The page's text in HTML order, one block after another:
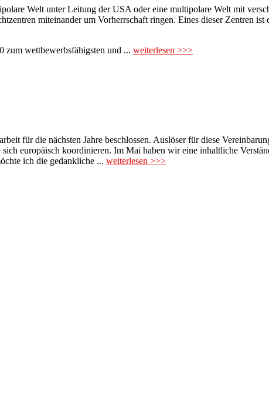
Welt unter Leitung der USA oder eine multipolare Welt mit
miteinander um Vorherrschaft ringen. Eines dieser Zentren ist
zum wettbewerbsfähigsten und ... weiterlesen >>>
für die nächsten Jahre beschlossen. Auslöser für diese
europäisch koordinieren. Im Mai haben wir eine inhaltliche
ich die gedankliche ... weiterlesen >>>